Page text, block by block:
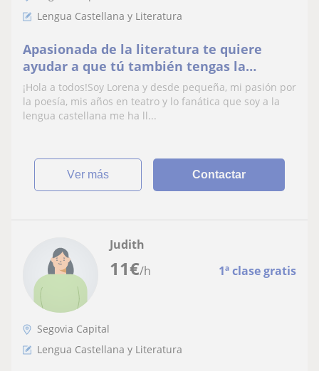
Lengua Castellana y Literatura
Apasionada de la literatura te quiere
ayudar a que tú también tengas la
oportunidad de aprobar
¡Hola a todos!Soy Lorena y desde pequeña, mi pasión por
la poesía, mis años en teatro y lo fanática que soy a la
lengua castellana me ha ll...
ver más Contactar
11€/h 1ª clase gratis
Judith
Segovia Capital
Lengua Castellana y Literatura